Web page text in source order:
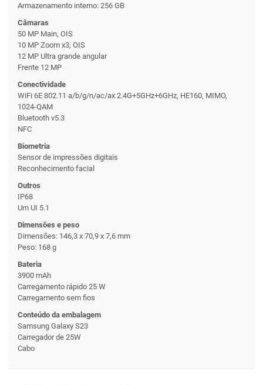
Armazenamento interno: 256 GB
Câmaras
50 MP Main, OIS
10 MP Zoom x3, OIS
12 MP Ultra grande angular
Frente 12 MP
Conectividade
WiFi 6E 802.11 a/b/g/n/ac/ax 2.4G+5GHz+6GHz, HE160, MIMO,
1024-QAM
Bluetooth v5.3
NFC
Biometria
Sensor de impressões digitais
Reconhecimento facial
Outros
IP68
Um UI 5.1
Dimensões e peso
Dimensões: 146,3 x 70,9 x 7,6 mm
Peso: 168 g
Bateria
3900 mAh
Carregamento rápido 25 W
Carregamento sem fios
Conteúdo da embalagem
Samsung Galaxy S23
Carregador de 25W
Cabo